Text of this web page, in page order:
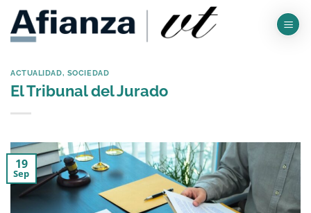
Saltar
contenido
ACTUALIDAD, SOCIEDAD
El Tribunal del Jurado
19
Sep